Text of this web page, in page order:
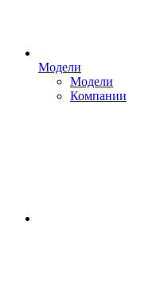
Модели
Модели
Компании